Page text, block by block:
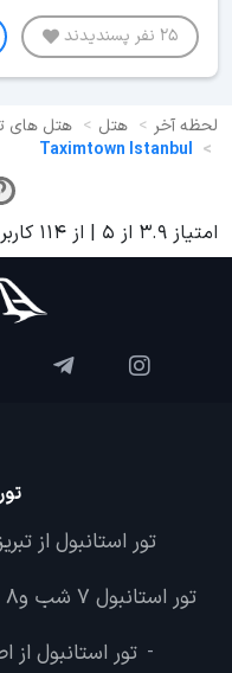
25 نفر پسندیدند
لحظه آخر هتل هتل های
Taximtown Istanbul
امتیاز 3.9 از 5 | از 114 کاربر
تور استانبول از
تور استانبول 7 شب و8 روز
- تور استانبول از